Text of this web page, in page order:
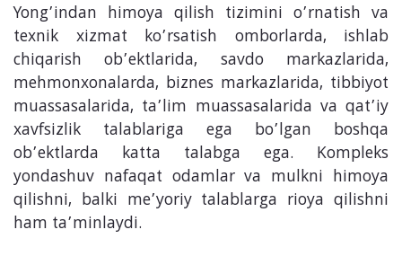
Yong’indan himoya qilish tizimini o’rnatish va
texnik xizmat ko’rsatish omborlarda, ishlab
chiqarish ob’ektlarida, savdo markazlarida,
mehmonxonalarda, biznes markazlarida, tibbiyot
muassasalarida, ta’lim muassasalarida va qat’iy
xavfsizlik talablariga ega bo’lgan boshqa
ob’ektlarda katta talabga ega. Kompleks
yondashuv nafaqat odamlar va mulkni himoya
qilishni, balki me’yoriy talablarga rioya qilishni
ham ta’minlaydi.